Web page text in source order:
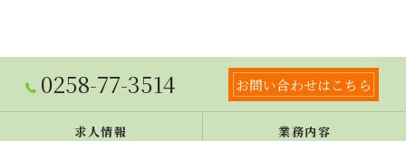
0258-77-3514 お問い合わせはこちら
求人情報 業務内容